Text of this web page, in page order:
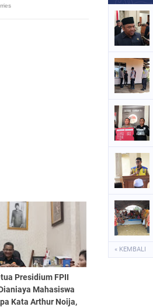
Presidium FPII
Mahasiswa
Kata Arthur Noija,
« KEMBALI